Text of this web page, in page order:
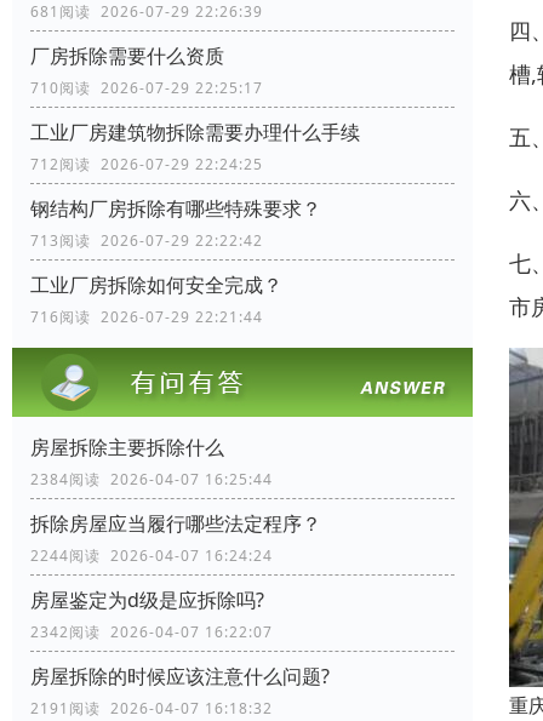
681阅读 2026-07-29 22:26:39
厂房拆除需要什么资质
710阅读 2026-07-29 22:25:17
工业厂房建筑物拆除需要办理什么手续
712阅读 2026-07-29 22:24:25
钢结构厂房拆除有哪些特殊要求？
713阅读 2026-07-29 22:22:42
工业厂房拆除如何安全完成？
716阅读 2026-07-29 22:21:44
房屋拆除主要拆除什么
2384阅读 2026-04-07 16:25:44
拆除房屋应当履行哪些法定程序？
2244阅读 2026-04-07 16:24:24
房屋鉴定为d级是应拆除吗?
2342阅读 2026-04-07 16:22:07
房屋拆除的时候应该注意什么问题?
2191阅读 2026-04-07 16:18:32
四
槽,
五
六
七
市
重